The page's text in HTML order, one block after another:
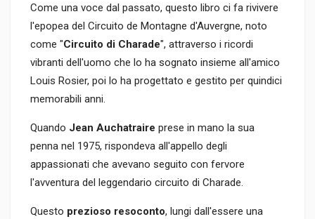
Come una voce dal passato, questo libro ci fa rivivere
l'epopea del Circuito de Montagne d'Auvergne, noto
come "Circuito di Charade", attraverso i ricordi
vibranti dell'uomo che lo ha sognato insieme all'amico
Louis Rosier, poi lo ha progettato e gestito per quindici
memorabili anni.
Quando Jean Auchatraire prese in mano la sua
penna nel 1975, rispondeva all'appello degli
appassionati che avevano seguito con fervore
l'avventura del leggendario circuito di Charade.
Questo prezioso resoconto, lungi dall'essere una